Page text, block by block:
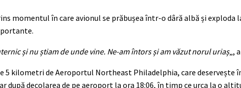
momentul în care avionul se prăbușea într-o dâră albă și
și nu știam de unde vine. Ne-am întors și am văzut norul uriaș„,
5 kilometri de Aeroportul Northeast Philadelphia, care deservește
după decolarea de pe aeroport la ora 18:06, în timp ce urca la o